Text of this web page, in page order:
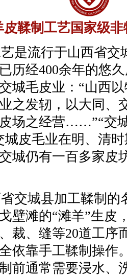
皮鞣制工艺国家级
是流行于山西省交
历经400余年的悠
交城毛皮业：“山西
之发轫，以大同、
场之经营……”“交
皮毛业在明、清时
城仍有一百多家皮
交城县加工鞣制的
壁滩的“滩羊”生皮
裁、缝等20道工序
依靠手工鞣制操作
前通常需要浸水、